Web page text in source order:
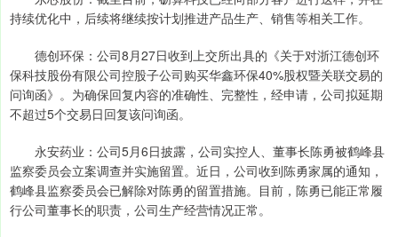
持续优化中，后续将继续按计划推进产品生产、销售等相关工作。
德创环保：公司8月27日收到上交所出具的《关于对浙江德创环
保科技股份有限公司控股子公司购买华鑫环保40%股权暨关联交易的
问询函》。为确保回复内容的准确性、完整性，经申请，公司拟延期
不超过5个交易日回复该问询函。
永安药业：公司5月6日披露，公司实控人、董事长陈勇被鹤峰县
监察委员会立案调查并实施留置。近日，公司收到陈勇家属的通知，
鹤峰县监察委员会已解除对陈勇的留置措施。目前，陈勇已能正常履
行公司董事长的职责，公司生产经营情况正常。